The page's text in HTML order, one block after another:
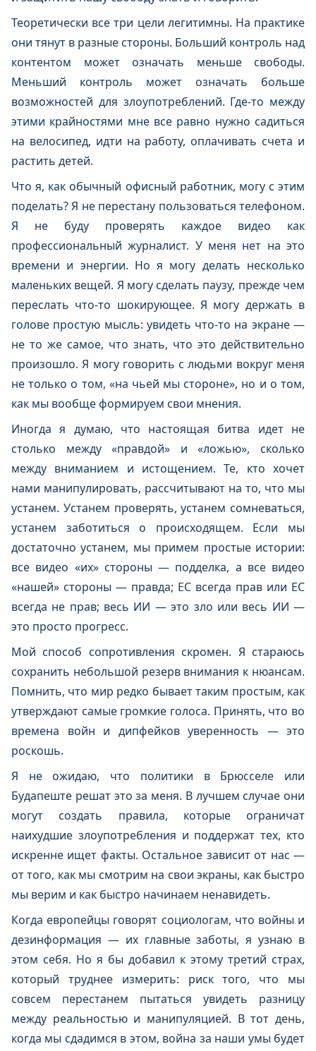
Теоретически все три цели легитимны. На практике
они тянут в разные стороны. Больший контроль над
контентом может означать меньше свободы.
Меньший контроль может означать больше
возможностей для злоупотреблений. Где-то между
этими крайностями мне все равно нужно садиться
на велосипед, идти на работу, оплачивать счета и
растить детей.
Что я, как обычный офисный работник, могу с этим
поделать? Я не перестану пользоваться телефоном.
Я не буду проверять каждое видео как
профессиональный журналист. У меня нет на это
времени и энергии. Но я могу делать несколько
маленьких вещей. Я могу сделать паузу, прежде чем
переслать что-то шокирующее. Я могу держать в
голове простую мысль: увидеть что-то на экране —
не то же самое, что знать, что это действительно
произошло. Я могу говорить с людьми вокруг меня
не только о том, «на чьей мы стороне», но и о том,
как мы вообще формируем свои мнения.
Иногда я думаю, что настоящая битва идет не
столько между «правдой» и «ложью», сколько
между вниманием и истощением. Те, кто хочет
нами манипулировать, рассчитывают на то, что мы
устанем. Устанем проверять, устанем сомневаться,
устанем заботиться о происходящем. Если мы
достаточно устанем, мы примем простые истории:
все видео «их» стороны — подделка, а все видео
«нашей» стороны — правда; ЕС всегда прав или ЕС
всегда не прав; весь ИИ — это зло или весь ИИ —
это просто прогресс.
Мой способ сопротивления скромен. Я стараюсь
сохранить небольшой резерв внимания к нюансам.
Помнить, что мир редко бывает таким простым, как
утверждают самые громкие голоса. Принять, что во
времена войн и дипфейков уверенность — это
роскошь.
Я не ожидаю, что политики в Брюсселе или
Будапеште решат это за меня. В лучшем случае они
могут создать правила, которые ограничат
наихудшие злоупотребления и поддержат тех, кто
искренне ищет факты. Остальное зависит от нас —
от того, как мы смотрим на свои экраны, как быстро
мы верим и как быстро начинаем ненавидеть.
Когда европейцы говорят социологам, что войны и
дезинформация — их главные заботы, я узнаю в
этом себя. Но я бы добавил к этому третий страх,
который труднее измерить: риск того, что мы
совсем перестанем пытаться увидеть разницу
между реальностью и манипуляцией. В тот день,
когда мы сдадимся в этом, война за наши умы будет